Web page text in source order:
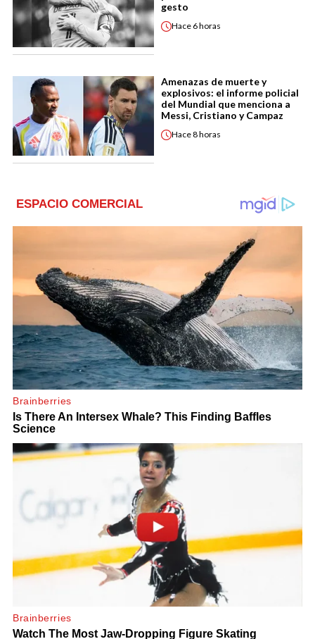
gesto
Hace 6 horas
Amenazas de muerte y
explosivos: el informe policial
del Mundial que menciona a
Messi, Cristiano y Campaz
Hace8 horas